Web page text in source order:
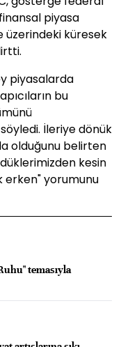
piyasa
üzerindeki küresek
piyasalarda
bu
İleriye dönük
olduğunu belirten
kesin
erken" yorumunu
temasıyla